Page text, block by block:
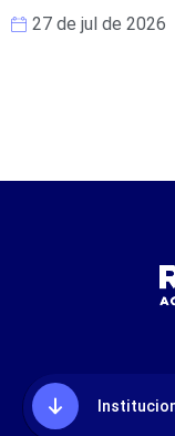
27 de jul de 2026